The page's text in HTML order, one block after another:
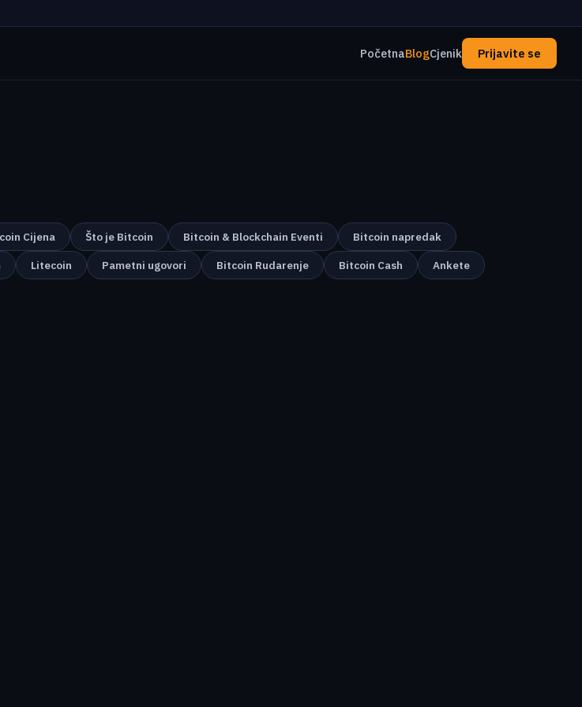
PočetnaBlogCjenik Prijavite se
Cijena Što je Bitcoin Bitcoin & Blockchain Eventi
Bitcoin napredak
Litecoin Pametni ugovori Bitcoin Rudarenje Bitcoin Cash
Ankete